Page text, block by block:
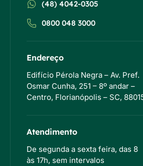
(48) 4042-0305
0800 048 3000
Endereço
Edifício Pérola Negra – Av. Pref.
Osmar Cunha, 251 – 8º andar –
Centro, Florianópolis – SC,
Atendimento
De segunda a sexta feira, das 8
às 17h, sem intervalos